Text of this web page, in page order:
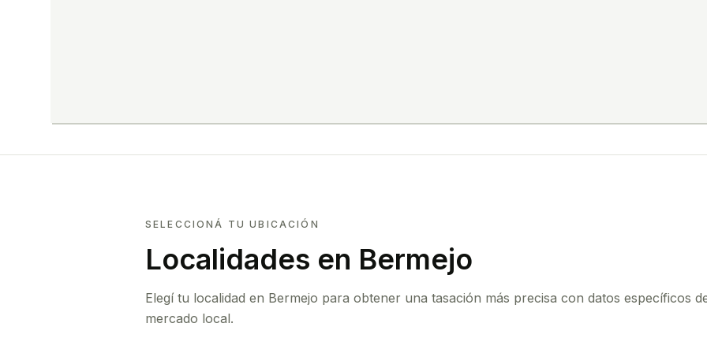
SELECCIONÁ TU UBICACIÓN
Localidades en Bermejo
Elegí tu localidad en Bermejo para obtener una tasación más precisa con datos específicos
mercado local.